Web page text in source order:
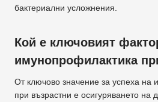
бактериални усложнения.
Кой е ключовият
имунопрофилактика
От ключово значение за успеха на
при възрастни е осигуряването на